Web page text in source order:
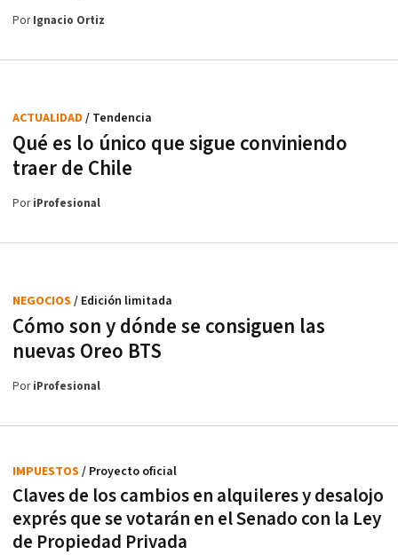
PorIgnacio Ortiz
Qué es lo único que sigue conviniendo
traer de Chile
ACTUALIDAD / Tendencia
PoriProfesional
Cómo son y dónde se consiguen las
nuevas Oreo BTS
NEGOCIOS / Edición limitada
PoriProfesional
Claves de los cambios en alquileres y desalojo
exprés que se votarán en el Senado con la Ley
de Propiedad Privada
IMPUESTOS / Proyecto oficial